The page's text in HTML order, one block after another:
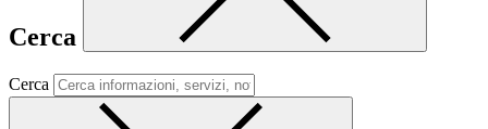
Cerca
Cerca